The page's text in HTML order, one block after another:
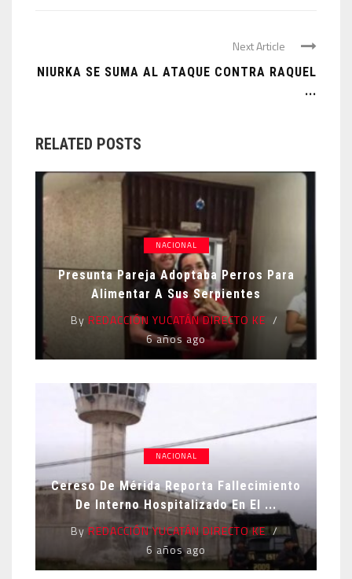
Next Article
NIURKA SE SUMA AL ATAQUE CONTRA RAQUEL
...
RELATED POSTS
NACIONAL
Presunta Pareja Adoptaba Perros Para
Alimentar A Sus Serpientes
By REDACCIÓN YUCATÁN DIRECTO KE
6 años ago
NACIONAL
Cereso De Mérida Reporta Fallecimiento
De Interno Hospitalizado En El ...
By REDACCIÓN YUCATÁN DIRECTO KE
6 años ago